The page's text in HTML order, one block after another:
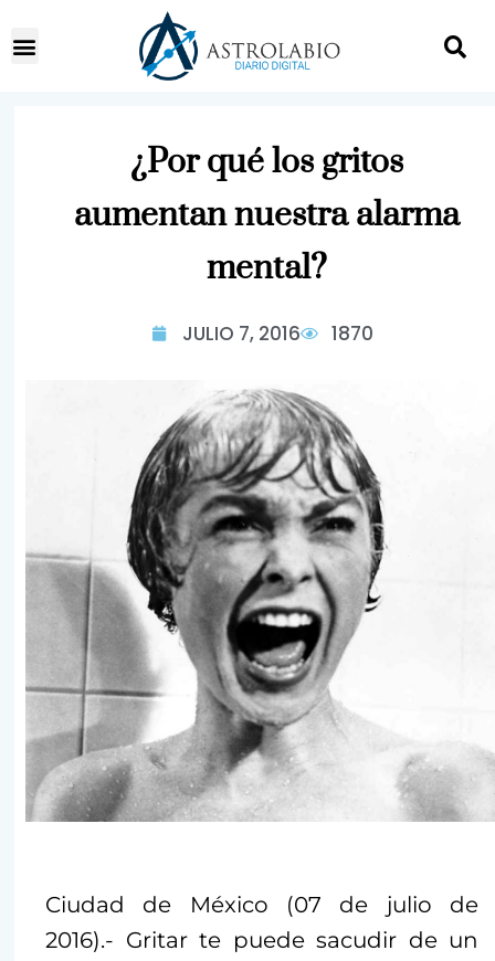
¿Por qué los gritos
aumentan nuestra alarma
mental?
JULIO 7, 2016 1870
Ciudad de México (07 de julio de
2016).- Gritar te puede sacudir de un